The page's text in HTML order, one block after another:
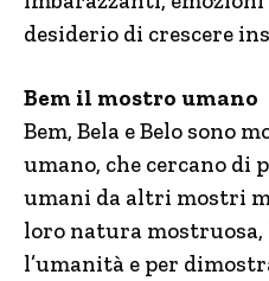
desiderio di crescere
Bem il mostro umano
Bem, Bela e Belo sono
umano, che cercano di
umani da altri mostri
loro natura
l’umanità e per